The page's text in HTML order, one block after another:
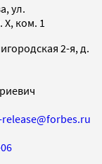
ул.
ком. 1
2-я, д.